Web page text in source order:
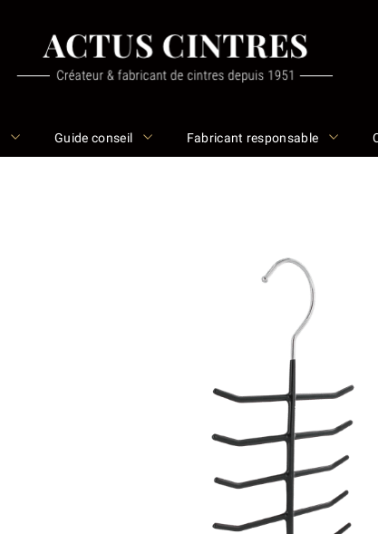
Guide conseil Fabricant responsable